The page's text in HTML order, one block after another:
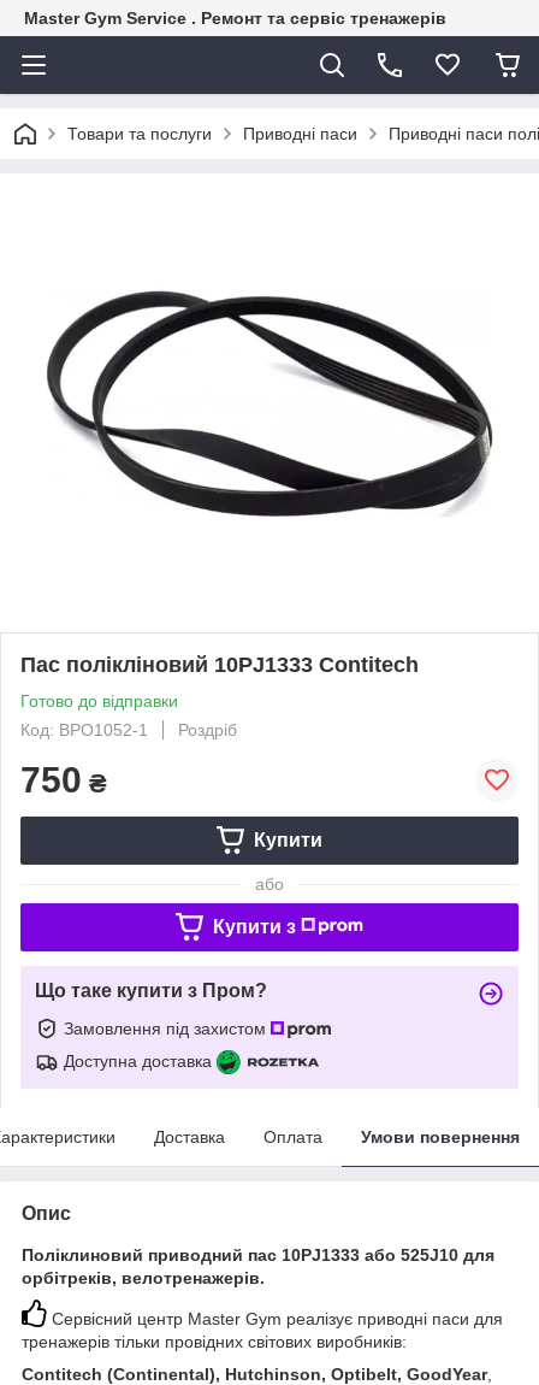
Master Gym Service . Ремонт та сервіс тренажерів
Товари та послуги Приводні паси Приводні паси
Пас полікліновий 10PJ1333 Contitech
Готово до відправки
Код: BPO1052-1
Роздріб
750 ₴
Купити
або
Купити з
Що таке купити з Пром?
Замовлення під захистом
Доступна доставка
Доставка Оплата Умови повернення
Опис
Поліклиновий приводний пас 10PJ1333 або 525J10 для
орбітреків, велотренажерів.
Сервісний центр Master Gym реалізує приводні паси для
тренажерів тільки провідних світових виробників:
Contitech (Continental), Hutchinson, Optibelt, GoodYear,